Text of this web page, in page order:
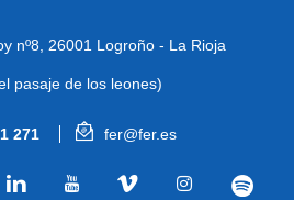
nº8, 26001 Logroño - La Rioja
pasaje de los leones)
271 fer@fer.es